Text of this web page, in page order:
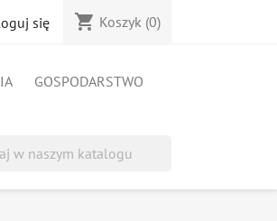
się shopping_cart Koszyk (0)
GOSPODARSTWO